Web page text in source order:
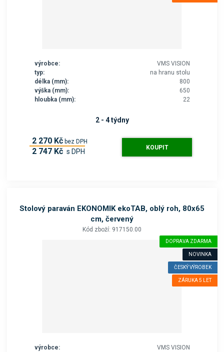
výrobce:
VMS VISION
typ:
na hranu stolu
délka (mm):
800
výška (mm):
650
hloubka (mm):
22
2 - 4 týdny
2 270 Kč bez DPH
2 747 Kč s DPH KOUPIT
Stolový paraván EKONOMIK ekoTAB, oblý roh, 80x65
cm, červený
Kód zboží: 917150.00
DOPRAVA ZDARMA
NOVINKA
ČESKÝ VÝROBEK
ZÁRUKA 5 LET
výrobce:
VMS VISION